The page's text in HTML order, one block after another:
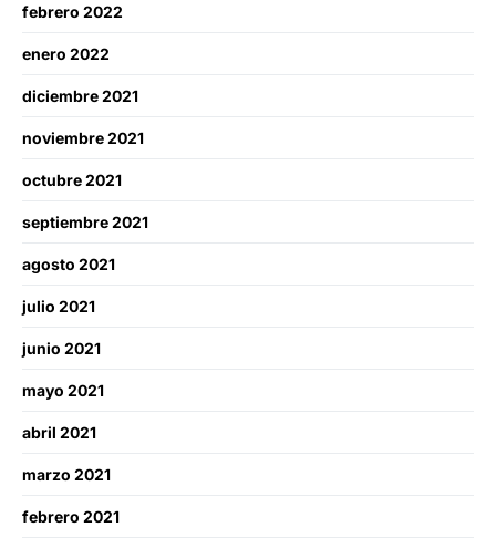
febrero 2022
enero 2022
diciembre 2021
noviembre 2021
octubre 2021
septiembre 2021
agosto 2021
julio 2021
junio 2021
mayo 2021
abril 2021
marzo 2021
febrero 2021